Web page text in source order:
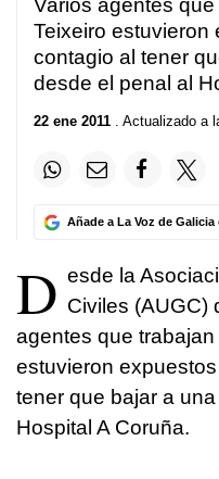
Teixeiro estuvieron
contagio al tener
desde el penal al
22 ene 2011 . Actualizado a
Añade a La Voz de Galicia
D esde la
Civiles (AUGC)
agentes que
estuvieron
tener que bajar a
Hospital A Coruña.